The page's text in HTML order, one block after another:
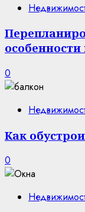
0
Как
0